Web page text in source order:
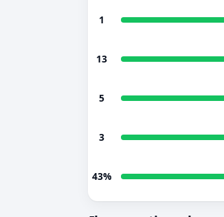
1
13
5
3
43%